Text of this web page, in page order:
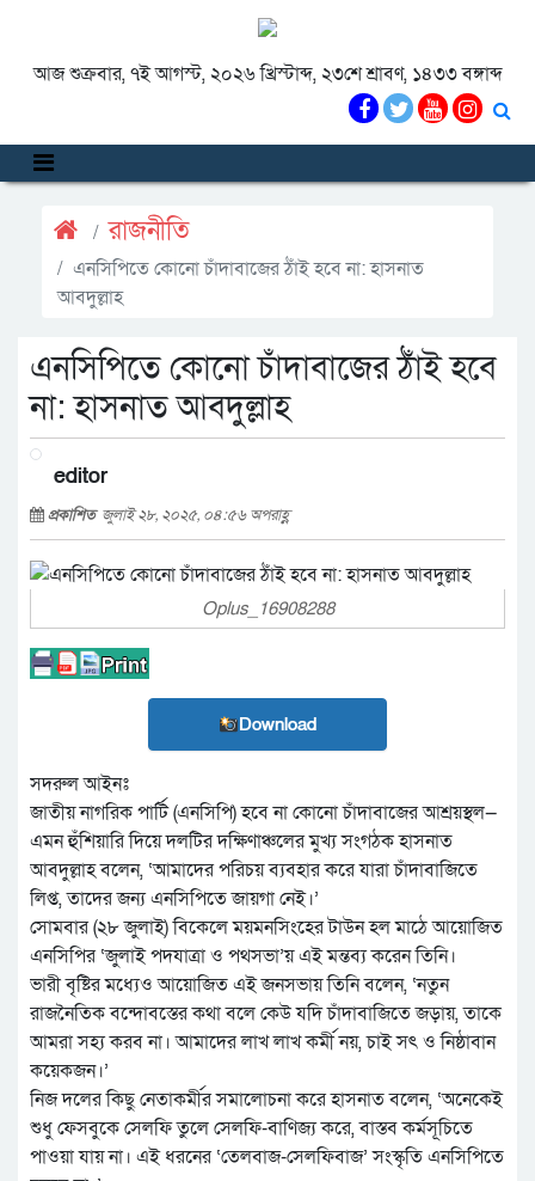
আজ শুক্রবার, ৭ই আগস্ট, ২০২৬ খ্রিস্টাব্দ, ২৩শে শ্রাবণ, ১৪৩৩ বঙ্গাব্দ
রাজনীতি
এনসিপিতে কোনো চাঁদাবাজের ঠাঁই হবে না: হাসনাত
আবদুল্লাহ
এনসিপিতে কোনো চাঁদাবাজের ঠাঁই হবে
না: হাসনাত আবদুল্লাহ
editor
প্রকাশিত জুলাই ২৮, ২০২৫, ০৪:৫৬ অপরাহ্ণ
Oplus_16908288
Download
সদরুল আইনঃ
জাতীয় নাগরিক পার্টি (এনসিপি) হবে না কোনো চাঁদাবাজের আশ্রয়স্থল—
এমন হুঁশিয়ারি দিয়ে দলটির দক্ষিণাঞ্চলের মুখ্য সংগঠক হাসনাত
আবদুল্লাহ বলেন, ‘আমাদের পরিচয় ব্যবহার করে যারা চাঁদাবাজিতে
লিপ্ত, তাদের জন্য এনসিপিতে জায়গা নেই।’
সোমবার (২৮ জুলাই) বিকেলে ময়মনসিংহের টাউন হল মাঠে আয়োজিত
এনসিপির ‘জুলাই পদযাত্রা ও পথসভা’য় এই মন্তব্য করেন তিনি।
ভারী বৃষ্টির মধ্যেও আয়োজিত এই জনসভায় তিনি বলেন, ‘নতুন
রাজনৈতিক বন্দোবস্তের কথা বলে কেউ যদি চাঁদাবাজিতে জড়ায়, তাকে
আমরা সহ্য করব না। আমাদের লাখ লাখ কর্মী নয়, চাই সৎ ও নিষ্ঠাবান
কয়েকজন।’
নিজ দলের কিছু নেতাকর্মীর সমালোচনা করে হাসনাত বলেন, ‘অনেকেই
শুধু ফেসবুকে সেলফি তুলে সেলফি-বাণিজ্য করে, বাস্তব কর্মসূচিতে
পাওয়া যায় না। এই ধরনের ‘তেলবাজ-সেলফিবাজ’ সংস্কৃতি এনসিপিতে